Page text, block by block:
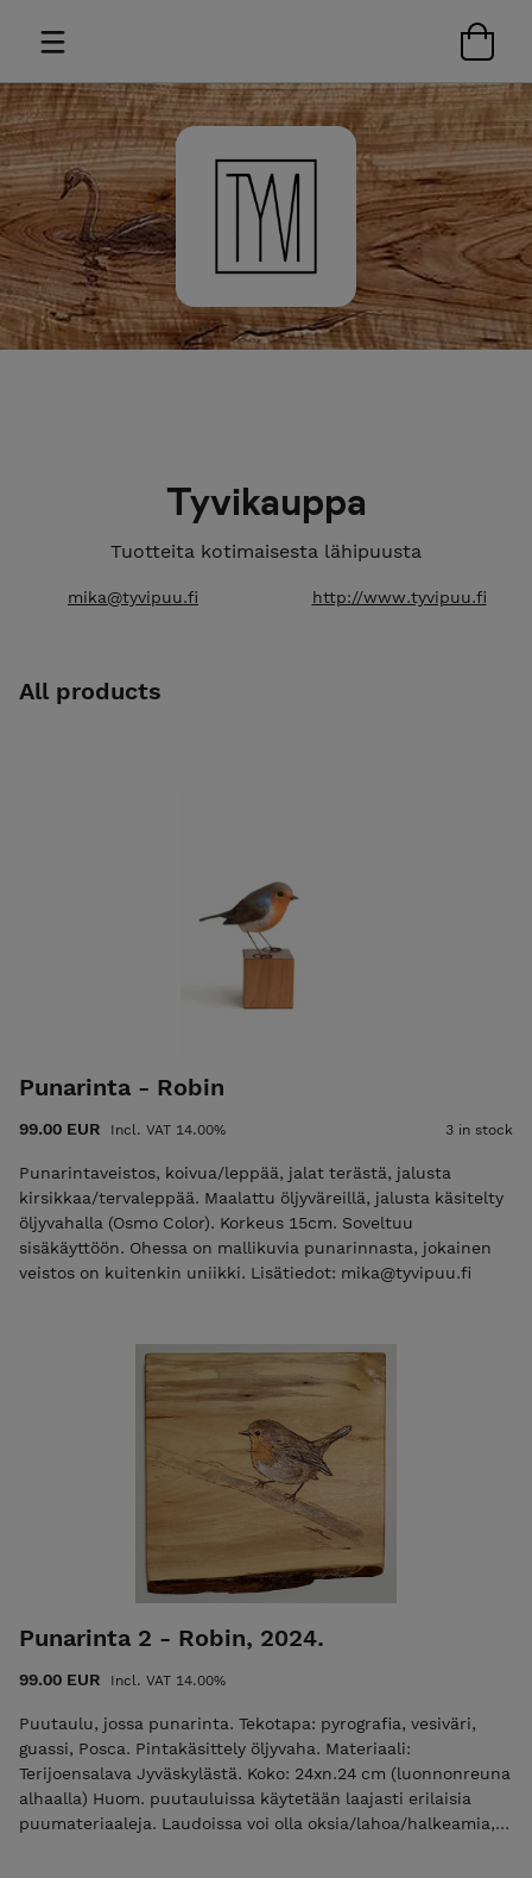
Tyvikauppa
Tuotteita kotimaisesta lähipuusta
mika@tyvipuu.fi http://www.tyvipuu.fi
All products
Punarinta - Robin
99.00 EUR Incl. VAT 14.00% 3 in stock
Punarintaveistos, koivua/leppää, jalat terästä, jalusta
kirsikkaa/tervaleppää. Maalattu öljyväreillä, jalusta käsitelty
öljyvahalla (Osmo Color). Korkeus 15cm. Soveltuu
sisäkäyttöön. Ohessa on mallikuvia punarinnasta, jokainen
veistos on kuitenkin uniikki. Lisätiedot: mika@tyvipuu.fi
Punarinta 2 - Robin, 2024.
99.00 EUR Incl. VAT 14.00%
Puutaulu, jossa punarinta. Tekotapa: pyrografia, vesiväri,
guassi, Posca. Pintakäsittely öljyvaha. Materiaali:
Terijoensalava Jyväskylästä. Koko: 24xn.24 cm (luonnonreuna
alhaalla) Huom. puutauluissa käytetään laajasti erilaisia
puumateriaaleja. Laudoissa voi olla oksia/lahoa/halkeamia,